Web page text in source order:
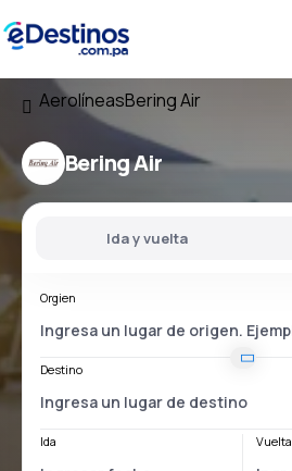
AerolíneasBering Air
Bering Air
Ida y vuelta
Orgien
Destino
Ida Vuelta